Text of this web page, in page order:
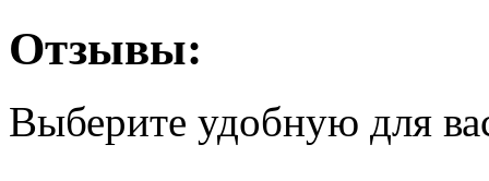
Отзывы:
Выберите удобную для